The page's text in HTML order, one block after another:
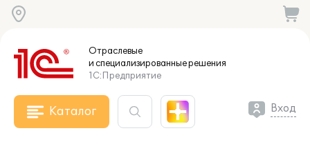
Отраслевые
и специализированныерешения
1С:Предприятие
Каталог Вход